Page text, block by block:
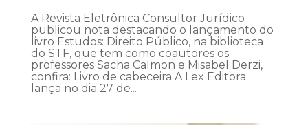
A Revista Eletrônica Consultor Jurídico
publicou nota destacando o lançamento do
livro Estudos: Direito Público, na biblioteca
do STF, que tem como coautores os
professores Sacha Calmon e Misabel Derzi,
confira: Livro de cabeceira A Lex Editora
lança no dia 27 de...